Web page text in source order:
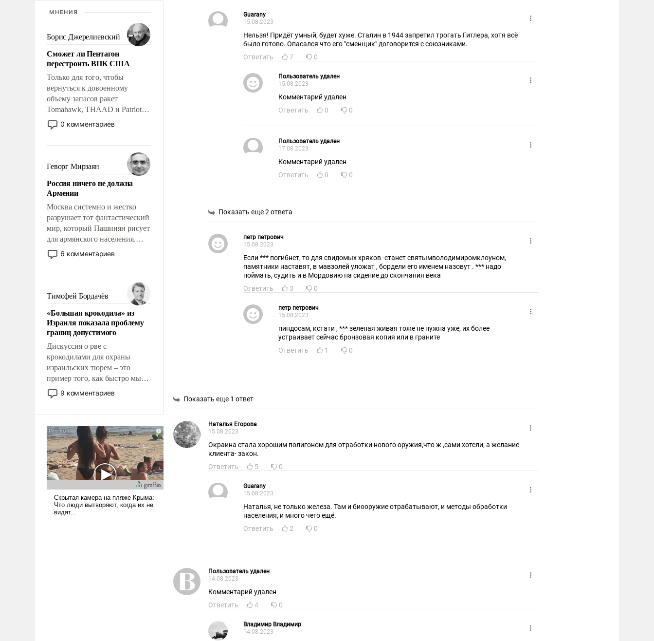
МНЕНИЯ
Борис Джерелиевский
Сможет ли Пентагон
перестроить ВПК США
Только для того, чтобы
вернуться к довоенному
объему запасов ракет
Tomahawk, THAAD и Patriot
США потребуется более трех
лет. Даже небольшая война с
Сложившаяся ситуация
означает многолетний период
уязвимости США, например,
перед Китаем.
0 комментариев
Геворг Мирзаян
Россия ничего не должна
Армении
Москва системно и жестко
разрушает тот фантастический
мир, который Пашинян рисует
для армянского населения.
Мир, где этому населению все
должны просто по
политические прожекты будут
беспрекословно оплачиваться
за счет российских
налогоплательщиков и где за
свои поступки не нужно
отвечать.
6 комментариев
Тимофей Бордачёв
«Большая крокодила» из
Израиля показала проблему
границ допустимого
Дискуссия о рве с
крокодилами для охраны
израильских тюрем – это
пример того, как быстро мы
двигаемся по пути
революционных изменений.
псевдонаучной фантастики,
стало всерьез обсуждаемой
идеей.
9 комментариев
Guarany
15.08.2023
Нельзя! Придёт умный, будет хуже. Сталин в 1944 запретил трогать Гитлера, хотя всё
было готово. Опасался что его "сменщик" договорится с союзниками.
Ответить
7 0
Пользователь удален
15.08.2023
Комментарий удален
Ответить
0 0
Пользователь удален
17.08.2023
Комментарий удален
Ответить
0 0
Показать еще 2 ответа
петр петрович
15.08.2023
Если *** погибнет, то для свидомых хряков -станет святымволодимиромклоуном,
памятники наставят, в мавзолей уложат , бордели его именем назовут . *** надо
поймать, судить и в Мордовию на сидение до скончания века
Ответить
3 0
петр петрович
15.08.2023
пиндосам, кстати , *** зеленая живая тоже не нужна уже, их более
устраивает сейчас бронзовая копия или в граните
Ответить
1 0
Показать еще 1 ответ
Наталья Егорова
15.08.2023
Окраина стала хорошим полигоном для отработки нового оружия,что ж ,сами хотели, а желание
клиента- закон.
Ответить
5 0
Guarany
15.08.2023
Наталья, не только железа. Там и биооружие отрабатывают, и методы обработки
населения, и много чего ещё.
Ответить
2 0
Пользователь удален
14.08.2023
Комментарий удален
Ответить
4 0
Владимир Владимир
14.08.2023